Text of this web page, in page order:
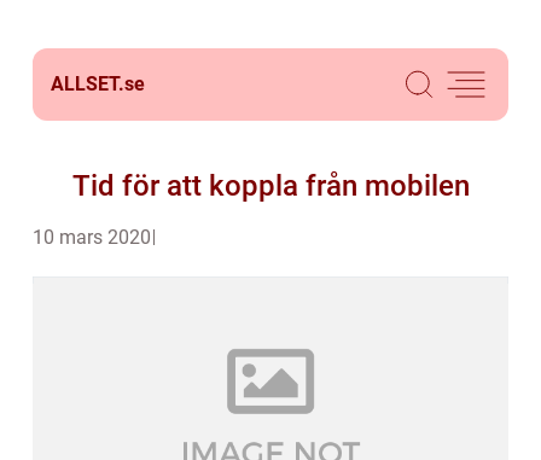
ALLSET.se
Tid för att koppla från mobilen
10 mars 2020